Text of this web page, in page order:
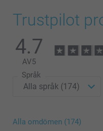
Trustpilot
4.7
AV5
Språk
Alla omdömen (174)